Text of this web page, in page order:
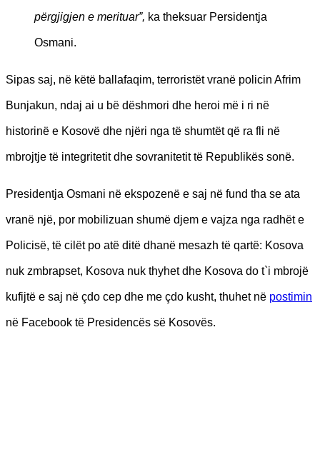
përgjigjen e merituar”, ka theksuar Persidentja
Osmani.
Sipas saj, në këtë ballafaqim, terroristët vranë policin Afrim
Bunjakun, ndaj ai u bë dëshmori dhe heroi më i ri në
historinë e Kosovë dhe njëri nga të shumtët që ra fli në
mbrojtje të integritetit dhe sovranitetit të Republikës sonë.
Presidentja Osmani në ekspozenë e saj në fund tha se ata
vranë një, por mobilizuan shumë djem e vajza nga radhët e
Policisë, të cilët po atë ditë dhanë mesazh të qartë: Kosova
nuk zmbrapset, Kosova nuk thyhet dhe Kosova do t`i mbrojë
kufijtë e saj në çdo cep dhe me çdo kusht, thuhet në postimin
në Facebook të Presidencës së Kosovës.